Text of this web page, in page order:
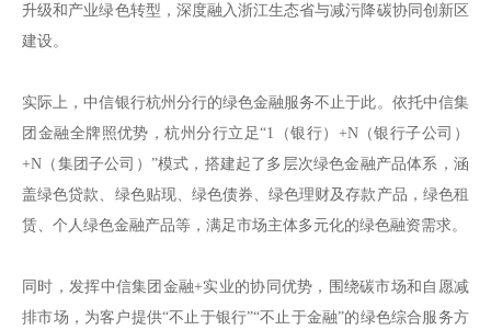
升级和产业绿色转型，深度融入浙江生态省与减污降碳协同创新区
建设。
实际上，中信银行杭州分行的绿色金融服务不止于此。依托中信集
团金融全牌照优势，杭州分行立足“1（银行）+N（银行子公司）
+N（集团子公司）”模式，搭建起了多层次绿色金融产品体系，涵
盖绿色贷款、绿色贴现、绿色债券、绿色理财及存款产品，绿色租
赁、个人绿色金融产品等，满足市场主体多元化的绿色融资需求。
同时，发挥中信集团金融+实业的协同优势，围绕碳市场和自愿减
排市场，为客户提供“不止于银行”“不止于金融”的绿色综合服务方